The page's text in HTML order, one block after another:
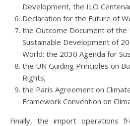
Development, the ILO
Declaration for the Future of
the Outcome Document of the
Sustainable Development of
World: the 2030 Agenda for
the UN Guiding Principles on
Rights;
the Paris Agreement on
Framework Convention on
Finally, the import operations